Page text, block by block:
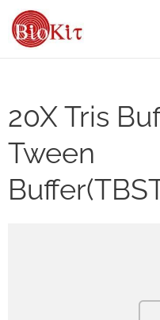
20X Tris
Tween